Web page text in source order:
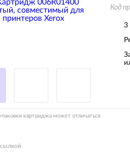
Код
3
картриджа может отличаться